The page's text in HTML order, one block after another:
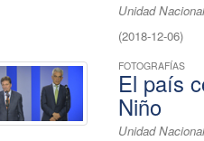
Unidad
(2018-12-06)
FOTOGRAFÍAS
El país
Niño
Unidad